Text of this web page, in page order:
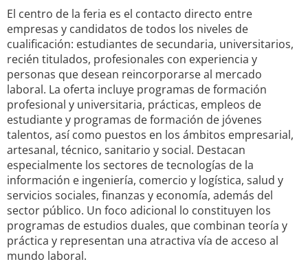
El centro de la feria es el contacto directo entre
empresas y candidatos de todos los niveles de
cualificación: estudiantes de secundaria, universitarios,
recién titulados, profesionales con experiencia y
personas que desean reincorporarse al mercado
laboral. La oferta incluye programas de formación
profesional y universitaria, prácticas, empleos de
estudiante y programas de formación de jóvenes
talentos, así como puestos en los ámbitos empresarial,
artesanal, técnico, sanitario y social. Destacan
especialmente los sectores de tecnologías de la
información e ingeniería, comercio y logística, salud y
servicios sociales, finanzas y economía, además del
sector público. Un foco adicional lo constituyen los
programas de estudios duales, que combinan teoría y
práctica y representan una atractiva vía de acceso al
mundo laboral.